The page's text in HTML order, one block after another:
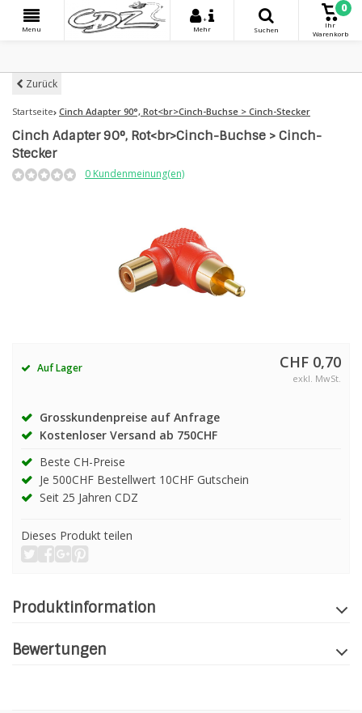
Menu
+
Mehr
Suchen
0
Ihr
Warenkorb
Zurück
Startseite Cinch Adapter 90°, Rot<br>Cinch-Buchse > Cinch-Stecker
Cinch Adapter 90°, Rot<br>Cinch-Buchse > Cinch-
Stecker
0 Kundenmeinung(en)
Auf Lager CHF 0,70
exkl. MwSt.
Grosskundenpreise auf Anfrage
Kostenloser Versand ab 750CHF
Beste CH-Preise
Je 500CHF Bestellwert 10CHF Gutschein
Seit 25 Jahren CDZ
Dieses Produkt teilen
Produktinformation
Bewertungen